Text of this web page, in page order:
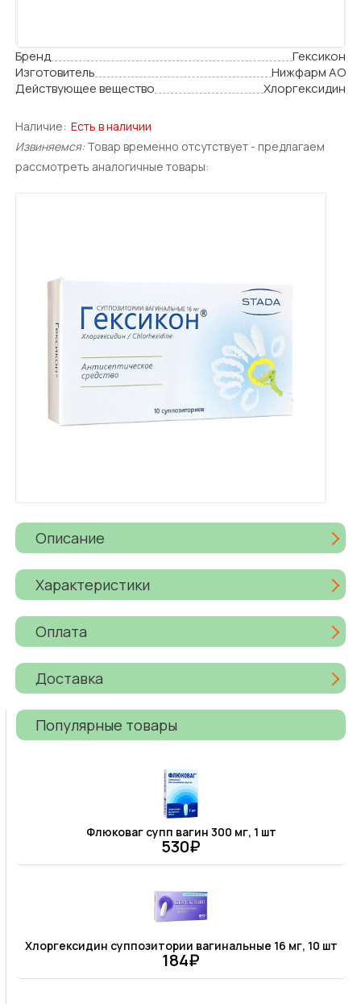
Бренд
Гексикон
Изготовитель
Нижфарм АО
Действующее вещество
Хлоргексидин
Наличие: Есть в наличии
Извиняемся: Товар временно отсутствует - предлагаем
рассмотреть аналогичные товары:
Описание
Характеристики
Оплата
Доставка
Популярные товары
Флюковаг супп вагин 300 мг, 1 шт
530₽
Хлоргексидин суппозитории вагинальные 16 мг, 10 шт
184₽